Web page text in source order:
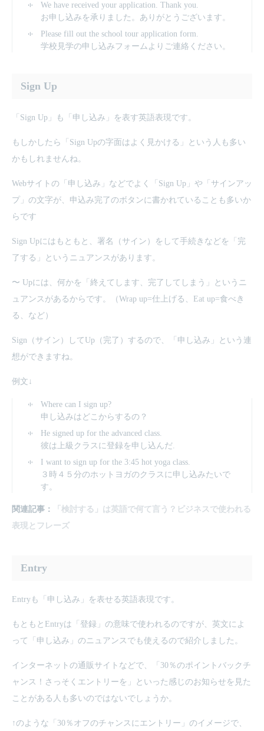
We have received your application. Thank you.
お申し込みを承りました。ありがとうございます。
Please fill out the school tour application form.
学校見学の申し込みフォームよりご連絡ください。
Sign Up
「Sign Up」も「申し込み」を表す英語表現です。
もしかしたら「Sign Upの字面はよく見かける」という人も多い
かもしれませんね。
Webサイトの「申し込み」などでよく「Sign Up」や「サインアッ
プ」の文字が、申込み完了のボタンに書かれていることも多いか
らです
Sign Upにはもともと、署名（サイン）をして手続きなどを「完
了する」というニュアンスがあります。
〜 Upには、何かを「終えてします、完了してしまう」というニ
ュアンスがあるからです。（Wrap up=仕上げる、Eat up=食べき
る、など）
Sign（サイン）してUp（完了）するので、「申し込み」という連
想ができますね。
例文↓
Where can I sign up?
申し込みはどこからするの？
He signed up for the advanced class.
彼は上級クラスに登録を申し込んだ.
I want to sign up for the 3:45 hot yoga class.
３時４５分のホットヨガのクラスに申し込みたいで
す。
関連記事：
「検討する」は英語で何て言う？ビジネスで使われる
表現とフレーズ
Entry
Entryも「申し込み」を表せる英語表現です。
もともとEntryは「登録」の意味で使われるのですが、英文によ
って「申し込み」のニュアンスでも使えるので紹介しました。
インターネットの通販サイトなどで、「30％のポイントバックチ
ャンス！さっそくエントリーを」といった感じのお知らせを見た
ことがある人も多いのではないでしょうか。
↑のような「30％オフのチャンスにエントリー」のイメージで、